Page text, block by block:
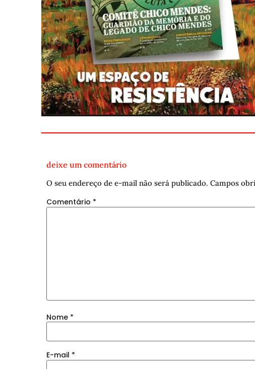
deixe um comentário
O seu endereço de e-mail não será publicado. Campos
Comentário *
Nome *
E-mail *